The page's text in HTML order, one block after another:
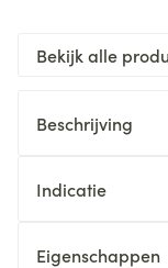
Bekijk alle
Beschrijving
Indicatie
Eigenschappen